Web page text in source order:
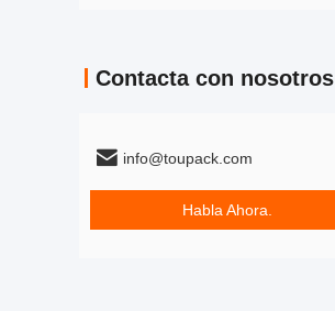
Contacta con nosotros
info@toupack.com
Habla Ahora.